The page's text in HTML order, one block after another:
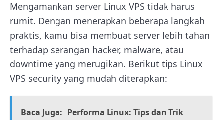
Mengamankan server Linux VPS tidak harus
rumit. Dengan menerapkan beberapa langkah
praktis, kamu bisa membuat server lebih tahan
terhadap serangan hacker, malware, atau
downtime yang merugikan. Berikut tips Linux
VPS security yang mudah diterapkan:
Baca Juga: Performa Linux: Tips dan Trik